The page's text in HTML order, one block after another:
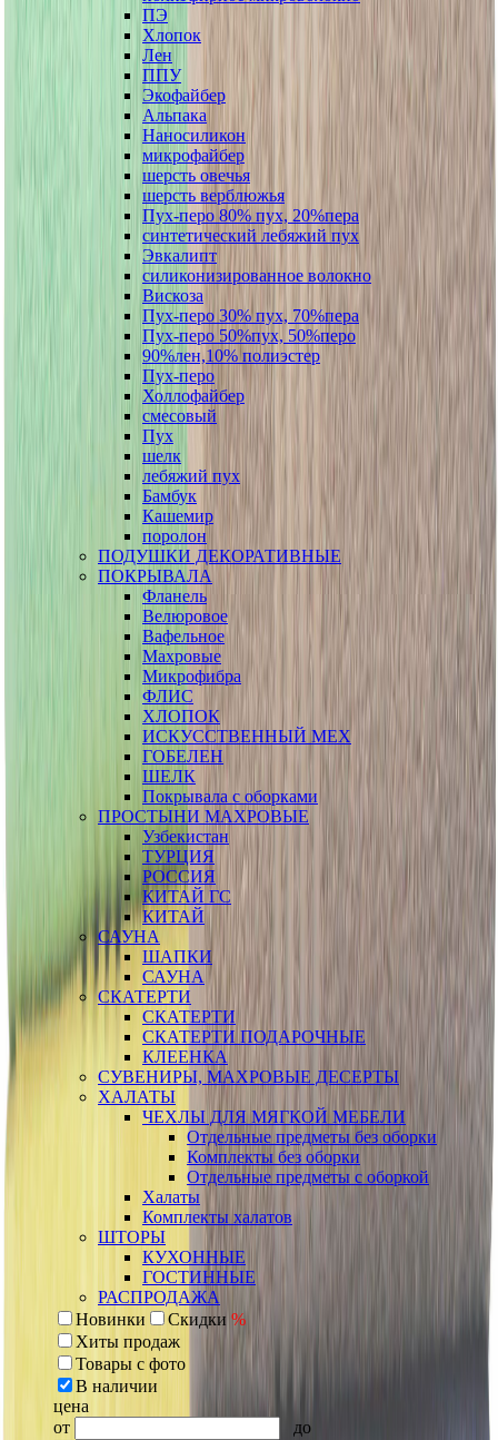
ПЭ
Хлопок
Лен
ППУ
Экофайбер
Альпака
Наносиликон
микрофайбер
шерсть овечья
шерсть верблюжья
Пух-перо 80% пух, 20%пера
синтетический лебяжий пух
Эвкалипт
силиконизированное волокно
Вискоза
Пух-перо 30% пух, 70%пера
Пух-перо 50%пух, 50%перо
90%лен,10% полиэстер
Пух-перо
Холлофайбер
смесовый
Пух
шелк
лебяжий пух
Бамбук
Кашемир
поролон
ПОДУШКИ ДЕКОРАТИВНЫЕ
ПОКРЫВАЛА
Фланель
Велюровое
Вафельное
Махровые
Микрофибра
ФЛИС
ХЛОПОК
ИСКУССТВЕННЫЙ МЕХ
ГОБЕЛЕН
ШЕЛК
Покрывала с оборками
ПРОСТЫНИ МАХРОВЫЕ
Узбекистан
ТУРЦИЯ
РОССИЯ
КИТАЙ ГС
КИТАЙ
САУНА
ШАПКИ
САУНА
СКАТЕРТИ
СКАТЕРТИ
СКАТЕРТИ ПОДАРОЧНЫЕ
КЛЕЕНКА
СУВЕНИРЫ, МАХРОВЫЕ ДЕСЕРТЫ
ХАЛАТЫ
ЧЕХЛЫ ДЛЯ МЯГКОЙ МЕБЕЛИ
Отдельные предметы без оборки
Комплекты без оборки
Отдельные предметы с оборкой
Халаты
Комплекты халатов
ШТОРЫ
КУХОННЫЕ
ГОСТИННЫЕ
РАСПРОДАЖА
Новинки
Скидки %
Хиты продаж
Товары с фото
В наличии
цена
от
до